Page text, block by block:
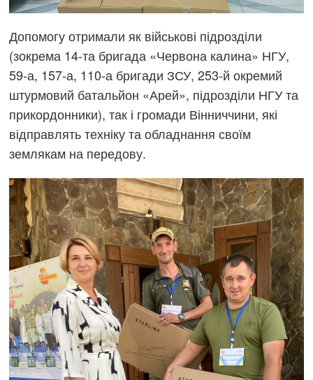
Допомогу отримали як військові підрозділи
(зокрема 14-та бригада «Червона калина» НГУ,
59-а, 157-а, 110-а бригади ЗСУ, 253-й окремий
штурмовий батальйон «Арей», підрозділи НГУ та
прикордонники), так і громади Вінниччини, які
відправлять техніку та обладнання своїм
землякам на передову.